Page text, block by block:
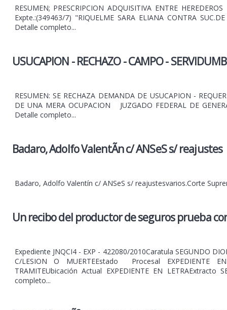
RESUMEN; PRESCRIPCION ADQUISITIVA ENTRE
Expte.:(349463/7) "RIQUELME SARA ELIANA CONTRA
Detalle completo...
USUCAPION - RECHAZO - CAMPO -
RESUMEN: SE RECHAZA DEMANDA DE USUCAPION -
DE UNA MERA OCUPACION JUZGADO FEDERAL DE
Detalle completo...
Badaro, Adolfo ValentÃ­n c/ ANSeS s/ reajustes
Badaro, Adolfo Valentín c/ ANSeS s/ reajustesvarios.Corte
Un recibo del productor de seguros prueba
Expediente JNQCI4 - EXP - 422080/2010Caratula SEGUNDO
C/LESION O MUERTEEstado Procesal EXPEDIENTE
TRAMITEUbicación Actual EXPEDIENTE EN
completo...